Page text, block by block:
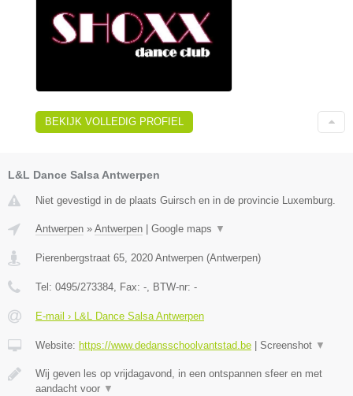
BEKIJK VOLLEDIG PROFIEL
L&L Dance Salsa Antwerpen
Niet gevestigd in de plaats Guirsch en in de provincie Luxemburg.
Antwerpen » Antwerpen | Google maps ▼
Pierenbergstraat 65 2020 Antwerpen (Antwerpen)
Tel: 0495/273384 , Fax: - , BTW-nr: -
E-mail › L&L Dance Salsa Antwerpen
Website: https://www.dedansschoolvantstad.be | Screenshot ▼
Wij geven les op vrijdagavond, in een ontspannen sfeer en met
aandacht voor ▼